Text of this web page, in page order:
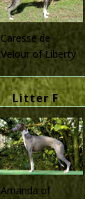
Caresse de
Velour of Liberty
Litter F
Amanda of